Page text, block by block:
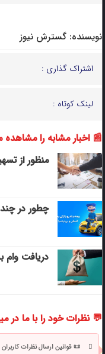
نویسنده: گسترش نیوز
اشتراک گذاری :
لینک کوتاه :
📰 اخبار مشابه را مشاهده
منظور از
چطور در چند
دریافت وام
💬 نظرات خود را با ما در
📜 قوانین ارسال نظرات کاربران